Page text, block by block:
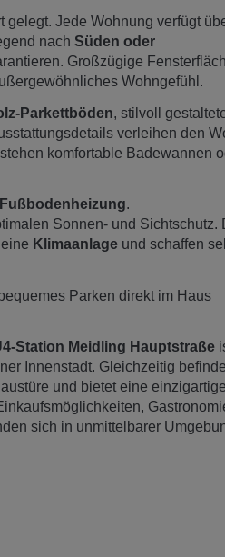
gelegt. Jede Wohnung verfügt
nach Süden oder
Großzügige
Wohngefühl.
Parkettböden, stilvoll
verleihen den
komfortable Badewannen
Fußbodenheizung.
Sonnen- und Sichtschutz.
Klimaanlage und schaffen
Parken direkt im Haus
Station Meidling Hauptstraße
Innenstadt. Gleichzeitig
und bietet eine einzigartige
sich in unmittelbarer